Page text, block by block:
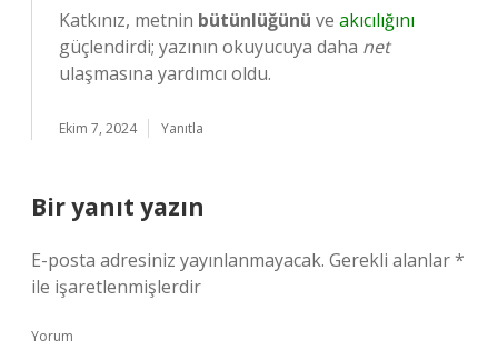
Katkınız, metnin bütünlüğünü ve akıcılığını
güçlendirdi; yazının okuyucuya daha net
ulaşmasına yardımcı oldu.
Ekim 7, 2024 Yanıtla
Bir yanıt yazın
E-posta adresiniz yayınlanmayacak. Gerekli alanlar*
ile işaretlenmişlerdir
Yorum